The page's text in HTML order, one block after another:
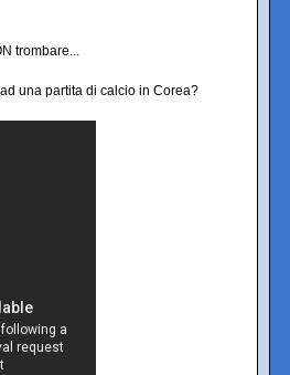
trombare...
ad una partita di calcio in Corea?